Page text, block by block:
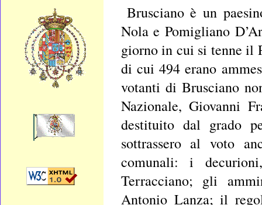
Brusciano è un
Nola e Pomigliano
giorno in cui si tenne il
di cui 494 erano
votanti di Brusciano
Nazionale, Giovanni
destituito dal grado
sottrassero al voto
comunali: i
Terracciano; gli
Antonio Lanza; il